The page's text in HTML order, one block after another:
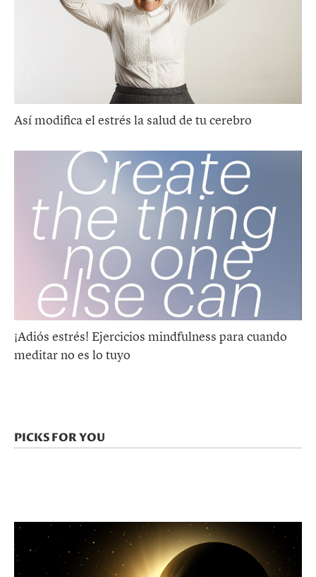
Así modifica el estrés la salud de tu cerebro
¡Adiós estrés! Ejercicios mindfulness para cuando
meditar no es lo tuyo
PICKS FOR YOU